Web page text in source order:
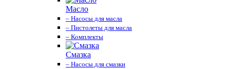
Масло
– Насосы для масла
– Пистолеты для масла
– Комплекты
Смазка
– Насосы для смазки